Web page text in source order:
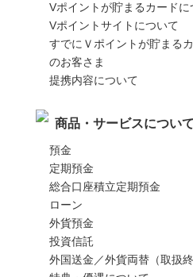
Vポイントが貯まるカードに
Vポイントサイトについて
すでにＶポイントが貯まる
のお客さま
提携内容について
商品・サービスについて
預金
定期預金
総合口座積立定期預金
ローン
外貨預金
投資信託
外国送金／外貨両替（取扱終